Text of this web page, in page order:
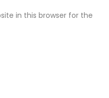
in this browser for the